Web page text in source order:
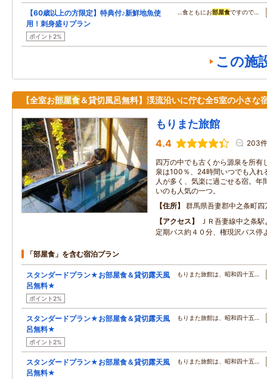
【60歳以上の方限定】特典付♪新鮮地魚使
用！刺身盛りプラン
ポイント2%
…食ともにお部屋食ですので…
この施
【全室お部屋食＆貸切風呂無料】渓流沿いに佇む全5室の小さな
もりまた旅館
4.4 203件
四万の中でも古くから源泉を所有
泉は100％、24時間いつでも入れ
人が多く、気楽に過ごせる宿。年
いのも人気の一つ。
住所
群馬県吾妻郡中之条町四
アクセス
ＪＲ吾妻線中之条
定期バス約４０分、権現沢バス停
「部屋食」を含む宿泊プラン
スタンダードプラン★お部屋食＆貸切露天風
呂無料★
ポイント2%
もりまた旅館は、昭和四十五…
スタンダードプラン★お部屋食＆貸切露天風
呂無料★
ポイント2%
もりまた旅館は、昭和四十五…
スタンダードプラン★お部屋食＆貸切露天風
呂無料★
もりまた旅館は、昭和四十五…